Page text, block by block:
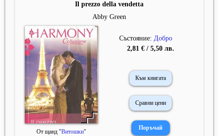
Il prezzo della vendetta
Abby Green
От щанд "Витошки"
Състояние: Добро
2,81 € / 5,50 лв.
Към книгата
Сравни цени